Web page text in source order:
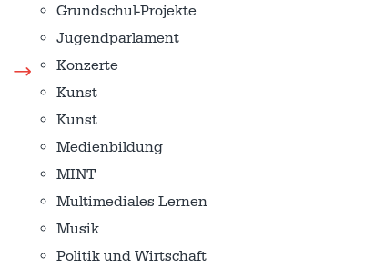
Grundschul-Projekte
Jugendparlament
Konzerte
Kunst
Kunst
Medienbildung
MINT
Multimediales Lernen
Musik
Politik und Wirtschaft